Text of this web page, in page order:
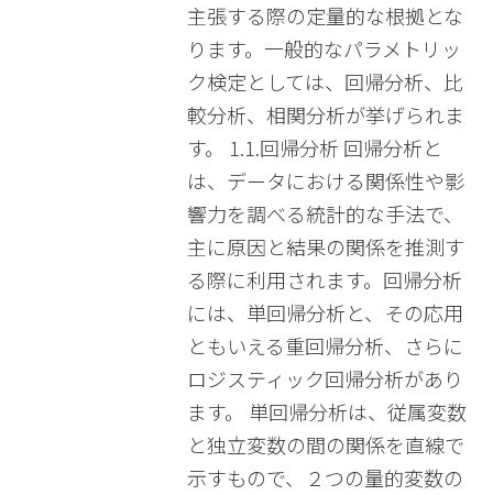
主張する際の定量的な根拠とな
ります。一般的なパラメトリッ
ク検定としては、回帰分析、比
較分析、相関分析が挙げられま
す。 1.1.回帰分析 回帰分析と
は、データにおける関係性や影
響力を調べる統計的な手法で、
主に原因と結果の関係を推測す
る際に利用されます。回帰分析
には、単回帰分析と、その応用
ともいえる重回帰分析、さらに
ロジスティック回帰分析があり
ます。 単回帰分析は、従属変数
と独立変数の間の関係を直線で
示すもので、２つの量的変数の